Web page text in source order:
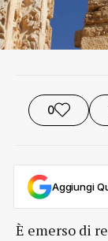
0
Aggiungi
È emerso di